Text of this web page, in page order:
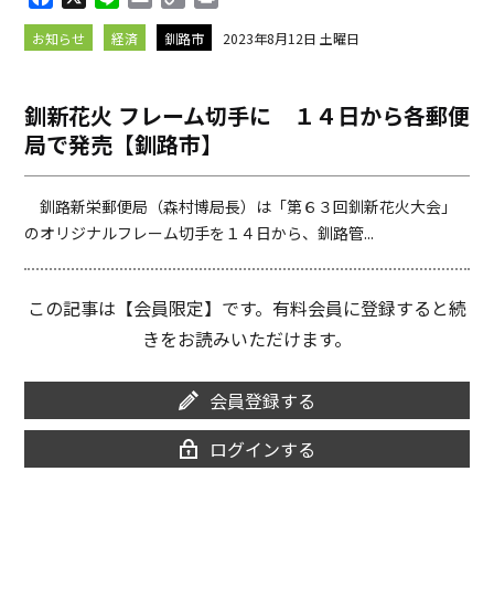
a
c
o
o
i
n
m
a
o
p
i
n
i
お知らせ 経済 釧路市 2023年8月12日 土曜日
釧新花火 フレーム切手に １４日から各郵便
局で発売【釧路市】
釧路新栄郵便局（森村博局長）は「第６３回釧新花火大会」
のオリジナルフレーム切手を１４日から、釧路管...
この記事は【会員限定】です。有料会員に登録すると続
きをお読みいただけます。
会員登録する
ログインする